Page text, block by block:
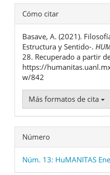
Detalles
del
artículo
Cómo citar
Basave, A. (2021).
Estructura y Sentido-.
28. Recuperado a partir
https://
w/842
Más formatos de cita
Número
Núm. 13: HuMANITAS